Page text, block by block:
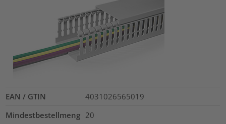
EAN / GTIN
4031026565019
Mindestbestellmeng 20